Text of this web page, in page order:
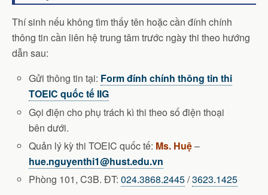
Thí sinh nếu không tìm thấy tên hoặc cần đính chính
thông tin cần liên hệ trung tâm trước ngày thi theo hướng
dẫn sau:
Gửi thông tin tại: Form đính chính thông tin thi
TOEIC quốc tế IIG
Gọi điện cho phụ trách kì thi theo số điện thoại
bên dưới.
Quản lý kỳ thi TOEIC quốc tế: Ms. Huệ–
hue.nguyenthi1@hust.edu.vn
Phòng 101, C3B. ĐT:024.3868.2445/3623.1425